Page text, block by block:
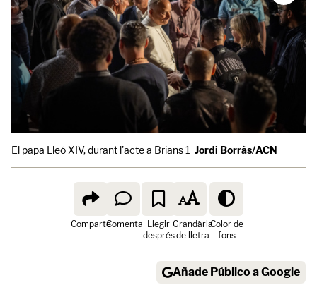
El papa Lleó XIV, durant l'acte a Brians 1 Jordi Borràs/ACN
ComparteComenta Llegir
després
Grandària
de lletra
Color de
fons
Añade Público a Google